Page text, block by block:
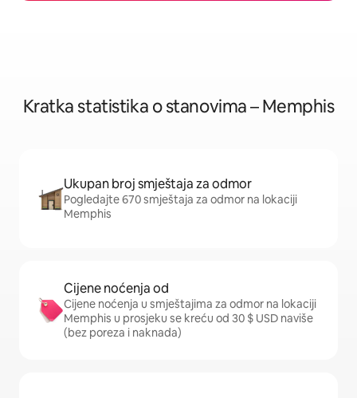
Kratka statistika o stanovima – Memphis
Ukupan broj smještaja za odmor
Pogledajte 670 smještaja za odmor na lokaciji
Memphis
Cijene noćenja od
Cijene noćenja u smještajima za odmor na lokaciji
Memphis u prosjeku se kreću od 30 $ USD naviše
(bez poreza i naknada)